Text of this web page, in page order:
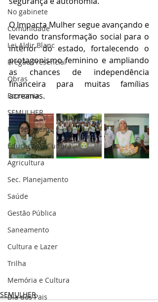
No gabinete
Comunidade
Lei Aldir Blanc
Pregão Presencial
Obras
Economia
SEMULHER
Homenagem
Educação e Cultura
Agricultura
Sec. Planejamento
Saúde
Gestão Pública
Saneamento
Cultura e Lazer
Trilha
Memória e Cultura
Dia dos Pais
O Impacta Mulher segue avançando e
levando transformação social para o
interior do estado, fortalecendo o
protagonismo feminino e ampliando
as chances de independência
financeira para muitas famílias
acreanas.
SEMULHER